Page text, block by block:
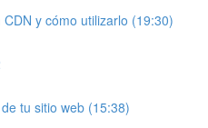
y cómo utilizarlo (19:30)
tu sitio web (15:38)